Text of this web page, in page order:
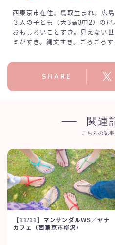
西東京市在住。鳥取生まれ。広島
３人の子ども（大3高3中2）の母
おもしろいことすき。見えない
ミがすき。縄文すき。ごろごろす
SHARE
関連
こちらの記
【11/11】マンサンダルWS／ヤナ
カフェ（西東京市柳沢）